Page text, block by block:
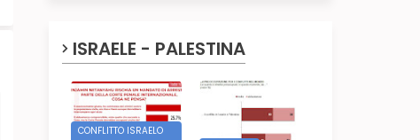
ISRAELE - PALESTINA
CONFLITTO ISRAELO